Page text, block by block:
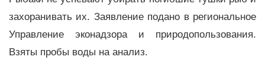
захоранивать их. Заявление подано в региональное
Управление эконадзора и природопользования.
Взяты пробы воды на анализ.